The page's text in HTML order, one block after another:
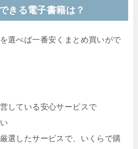
きる電子書籍は？
選べば一番安くまとめ買いがで
している安心サービスで
選したサービスで、いくらで購